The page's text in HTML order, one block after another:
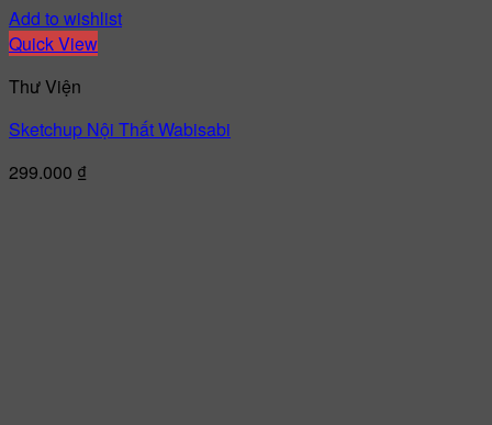
Add to wishlist
Quick View
Thư Viện
Sketchup Nội Thất Wabisabi
299.000 ₫